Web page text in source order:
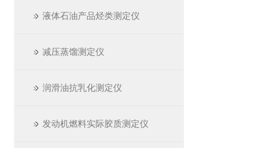
液体石油产品烃类测定仪
减压蒸馏测定仪
润滑油抗乳化测定仪
发动机燃料实际胶质测定仪